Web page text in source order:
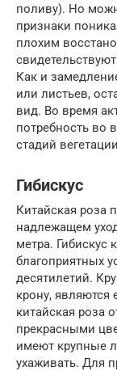
поливу). Но
признаки
плохим
Как и
или листьев,
вид. Во время
потребность во
стадий
Гибискус
Китайская роза
надлежащем
метра. Гибискус
благоприятных
десятилетий.
крону,
китайская роза
прекрасными
имеют крупные
ухаживать. Для